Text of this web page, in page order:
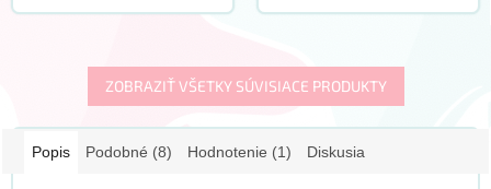
v tvare korunky 5x fóliových
balónikov 2 balóniky v tvare
ZOBRAZIŤ VŠETKY SÚVISIACE PRODUKTY
Popis Podobné (8) Hodnotenie (1) Diskusia